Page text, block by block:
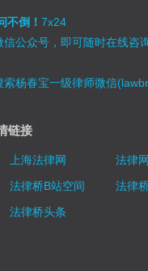
不倒！7x24
公众号，即可随时在线咨询
索杨春宝一级律师微信
链接
上海法律网
法律
法律桥B站空间
法律
法律桥头条